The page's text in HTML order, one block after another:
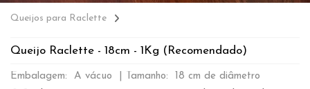
Queijos para Raclette
Queijo Raclette - 18cm - 1Kg (Recomendado)
Embalagem: A vácuo |
Tamanho: 18 cm de diâmetro